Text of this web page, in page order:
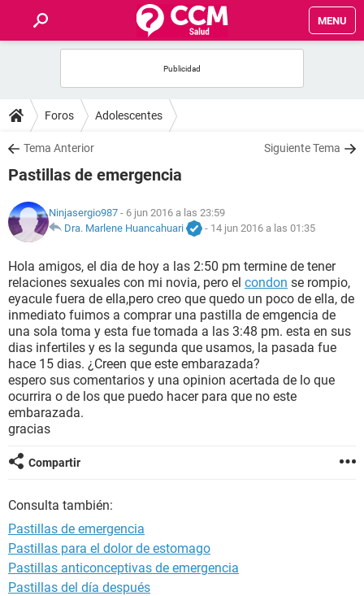
MENU
FOROS
SALUD
NUTRICIÓN
BIENESTAR
SEXUALIDAD
GLOSARIO
Foros Adolescentes
Tema Anterior Siguiente Tema
Pastillas de emergencia
Ninjasergio987 - 6 jun 2016 a las 23:59
Dra. Marlene Huancahuari
- 14 jun 2016 a las 01:35
Hola amigos, el dia de hoy a las 2:50 pm termine de tener
relaciones sexuales con mi novia, pero el condon se rompio,
eyacule fuera de ella,pero creo que quedo un poco de ella, de
inmediato fuimos a comprar una pastilla de emgencia de
una sola toma y esta fue tomada a las 3:48 pm. esta en sus
dias infertiles y es la segunda que usamos, la pasada fue
hace 15 dias. ¿Creen que este embarazada?
espero sus comentarios y una opinion acertada de lo que
ocurrira o de los que puedo hacer para que no este
embarazada.
gracias
Compartir
Consulta también:
Pastillas de emergencia
Pastillas para el dolor de estomago
Pastillas anticonceptivas de emergencia
Pastillas del día después